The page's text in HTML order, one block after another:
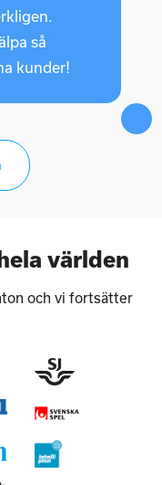
så
kunder!
världen
och vi fortsätter